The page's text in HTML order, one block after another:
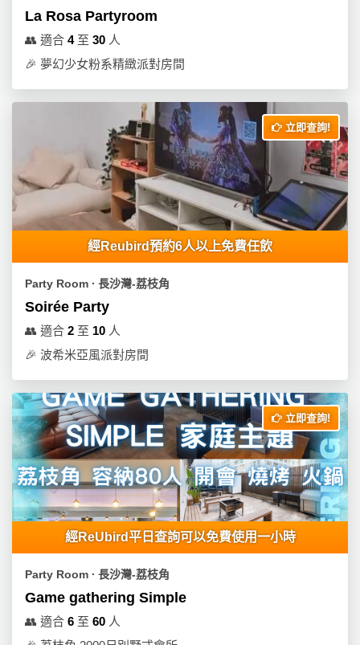
La Rosa Partyroom
👥 適合 4至 30 人
🎉 夢幻少女粉系精緻派對房間
立即查詢!
經Reubird預約6人以上免費任飲
Party Room ∙ 長沙灣-荔枝角
Soirée Party
👥 適合 2 至 10 人
🎉 波希米亞風派對房間
立即查詢!
經ReUbird平日查詢可以免費使用一小時
Party Room ∙ 長沙灣-荔枝角
Game gathering Simple
👥 適合 6 至 60 人